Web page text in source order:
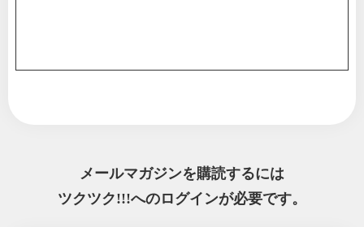
メールマガジンを購読するには
ツクツク!!!へのログインが必要です。